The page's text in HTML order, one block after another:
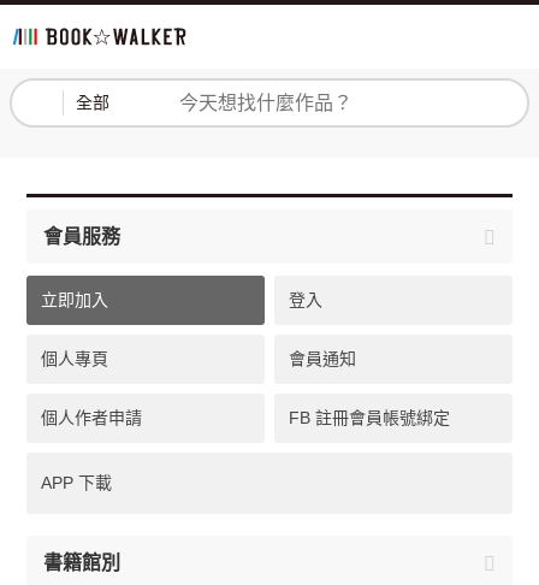
全部 登入 註冊
會員服務
立即加入 登入
個人專頁 會員通知
個人作者申請 FB 註冊會員帳號綁定
APP 下載
書籍館別